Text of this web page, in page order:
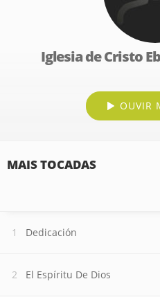
Iglesia de Cristo
OUVIR
MAIS TOCADAS
Dedicación
El Espíritu De Dios